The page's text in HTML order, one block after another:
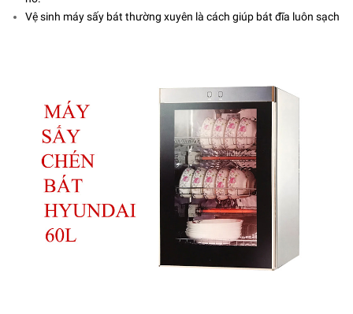
Vệ sinh máy sấy bát thường xuyên là cách giúp bát đĩa luôn sạch